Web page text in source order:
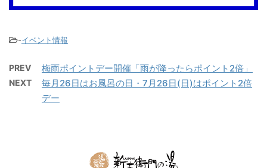
-イベント情報
PREV 梅雨ポイントデー開催「雨が降ったらポイント2倍」
NEXT
毎月26日はお風呂の日・7月26日(日)はポイント2倍
デー